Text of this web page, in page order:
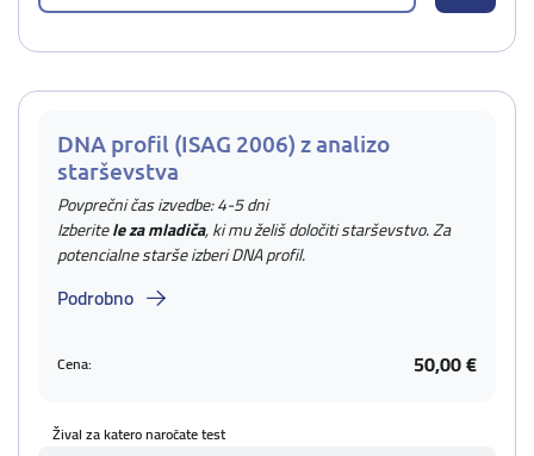
DNA profil (ISAG 2006) z analizo
starševstva
Povprečni čas izvedbe: 4-5 dni
Izberitele za mladiča, ki mu želiš določiti starševstvo. Za
potencialne starše izberi DNA profil.
Podrobno
Cena: 50,00 €
Žival za katero naročate test